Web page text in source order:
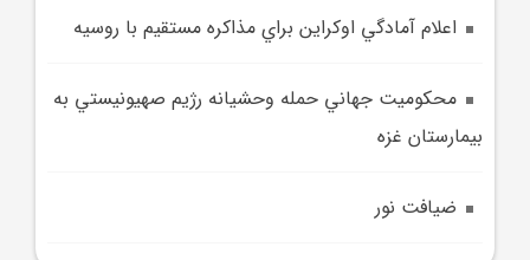
اعلام آمادگي اوکراين براي مذاکره مستقيم با روسيه
محکوميت جهاني حمله وحشيانه رژيم صهيونيستي به
بيمارستان غزه
ضيافت نور